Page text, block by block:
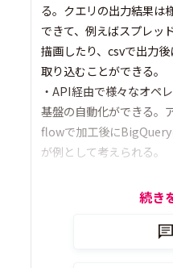
る。クエリの出力結果は
できて、例えばスプレッ
描画したり、csvで出力
取り込むことができる。
・API経由で様々なオペ
基盤の自動化ができる。
flowで加工後に
が例として考えられる。
続き